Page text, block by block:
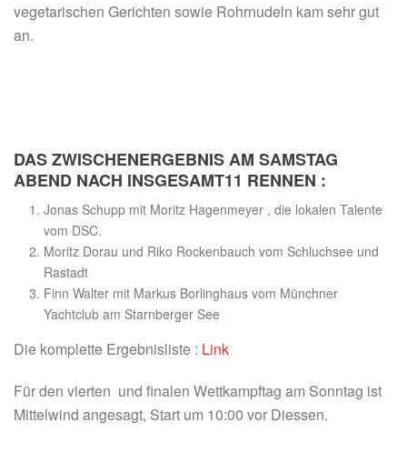
vegetarischen Gerichten sowie Rohrnudeln kam sehr gut
an.
DAS ZWISCHENERGEBNIS AM SAMSTAG
ABEND NACH INSGESAMT11 RENNEN :
Jonas Schupp mit Moritz Hagenmeyer , die lokalen Talente
vom DSC.
Moritz Dorau und Riko Rockenbauch vom Schluchsee und
Rastadt
Finn Walter mit Markus Borlinghaus vom Münchner
Yachtclub am Starnberger See
Die komplette Ergebnisliste : Link
Für den vierten und finalen Wettkampftag am Sonntag ist
Mittelwind angesagt, Start um 10:00 vor Diessen.